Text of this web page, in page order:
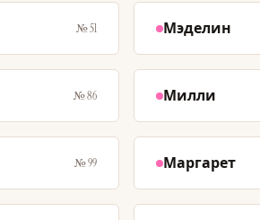
№ 51 Мэделин
№ 86 Милли
№ 99 Маргарет